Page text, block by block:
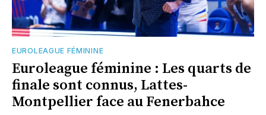
EUROLEAGUE FÉMININE
Euroleague féminine : Les quarts de
finale sont connus, Lattes-
Montpellier face au Fenerbahce